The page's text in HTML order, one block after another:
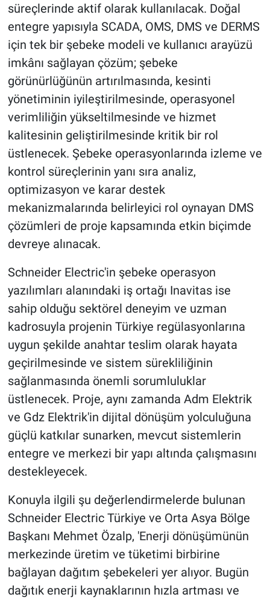
süreçlerinde aktif olarak kullanılacak. Doğal
entegre yapısıyla SCADA, OMS, DMS ve DERMS
için tek bir şebeke modeli ve kullanıcı arayüzü
imkânı sağlayan çözüm; şebeke
görünürlüğünün artırılmasında, kesinti
yönetiminin iyileştirilmesinde, operasyonel
verimliliğin yükseltilmesinde ve hizmet
kalitesinin geliştirilmesinde kritik bir rol
üstlenecek. Şebeke operasyonlarında izleme ve
kontrol süreçlerinin yanı sıra analiz,
optimizasyon ve karar destek
mekanizmalarında belirleyici rol oynayan DMS
çözümleri de proje kapsamında etkin biçimde
devreye alınacak.
Schneider Electric'in şebeke operasyon
yazılımları alanındaki iş ortağı Inavitas ise
sahip olduğu sektörel deneyim ve uzman
kadrosuyla projenin Türkiye regülasyonlarına
uygun şekilde anahtar teslim olarak hayata
geçirilmesinde ve sistem sürekliliğinin
sağlanmasında önemli sorumluluklar
üstlenecek. Proje, aynı zamanda Adm Elektrik
ve Gdz Elektrik'in dijital dönüşüm yolculuğuna
güçlü katkılar sunarken, mevcut sistemlerin
entegre ve merkezi bir yapı altında çalışmasını
destekleyecek.
Konuyla ilgili şu değerlendirmelerde bulunan
Schneider Electric Türkiye ve Orta Asya Bölge
Başkanı Mehmet Özalp, 'Enerji dönüşümünün
merkezinde üretim ve tüketimi birbirine
bağlayan dağıtım şebekeleri yer alıyor. Bugün
dağıtık enerji kaynaklarının hızla artması ve